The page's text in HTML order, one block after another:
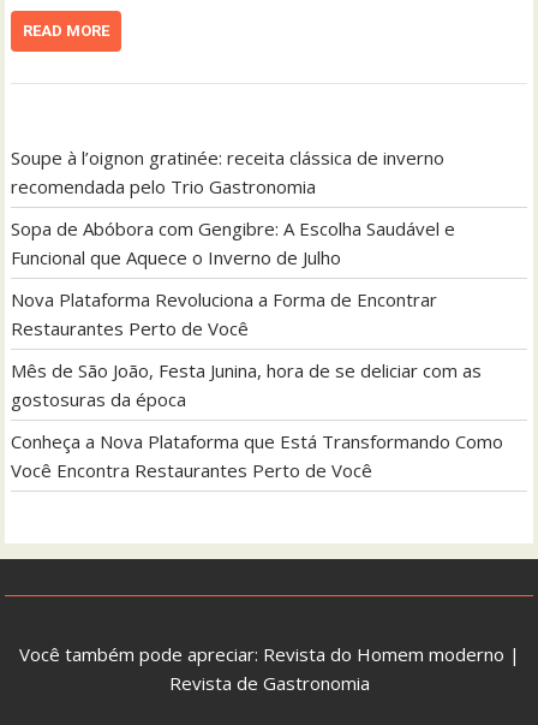
READ MORE
Soupe à l’oignon gratinée: receita clássica de inverno
recomendada pelo Trio Gastronomia
Sopa de Abóbora com Gengibre: A Escolha Saudável e
Funcional que Aquece o Inverno de Julho
Nova Plataforma Revoluciona a Forma de Encontrar
Restaurantes Perto de Você
Mês de São João, Festa Junina, hora de se deliciar com as
gostosuras da época
Conheça a Nova Plataforma que Está Transformando Como
Você Encontra Restaurantes Perto de Você
Você também pode apreciar: Revista do Homem moderno |
Revista de Gastronomia